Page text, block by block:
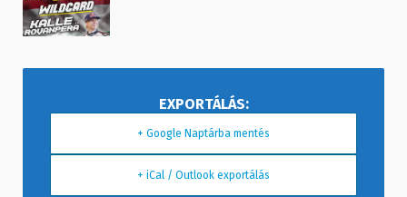
+ Google Naptárba mentés
+ iCal / Outlook exportálás